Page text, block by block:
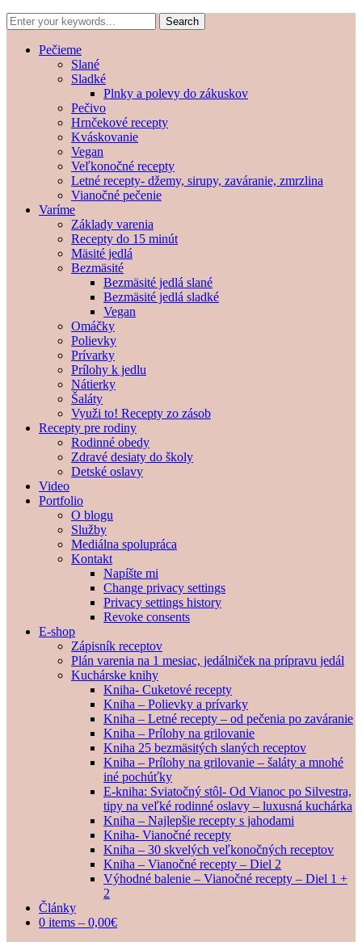
Pečieme
Slané
Sladké
Plnky a polevy do zákuskov
Pečivo
Hrnčekové recepty
Kváskovanie
Vegan
Veľkonočné recepty
Letné recepty- džemy, sirupy, zaváranie, zmrzlina
Vianočné pečenie
Varíme
Základy varenia
Recepty do 15 minút
Mäsité jedlá
Bezmäsité
Bezmäsité jedlá slané
Bezmäsité jedlá sladké
Vegan
Omáčky
Polievky
Prívarky
Prílohy k jedlu
Nátierky
Šaláty
Využi to! Recepty zo zásob
Recepty pre rodiny
Rodinné obedy
Zdravé desiaty do školy
Detské oslavy
Video
Portfolio
O blogu
Služby
Mediálna spolupráca
Kontakt
Napíšte mi
Change privacy settings
Privacy settings history
Revoke consents
E-shop
Zápisník receptov
Plán varenia na 1 mesiac, jedálniček na prípravu jedál
Kuchárske knihy
Kniha- Cuketové recepty
Kniha – Polievky a prívarky
Kniha – Letné recepty – od pečenia po zaváranie
Kniha – Prílohy na grilovanie
Kniha 25 bezmäsitých slaných receptov
Kniha – Prílohy na grilovanie – šaláty a mnohé
iné pochúťky
E-kniha: Sviatočný stôl- Od Vianoc po Silvestra,
tipy na veľké rodinné oslavy – luxusná kuchárka
Kniha – Najlepšie recepty s jahodami
Kniha- Vianočné recepty
Kniha – 30 skvelých veľkonočných receptov
Kniha – Vianočné recepty – Diel 2
Výhodné balenie – Vianočné recepty – Diel 1 +
2
Články
0 items – 0,00€